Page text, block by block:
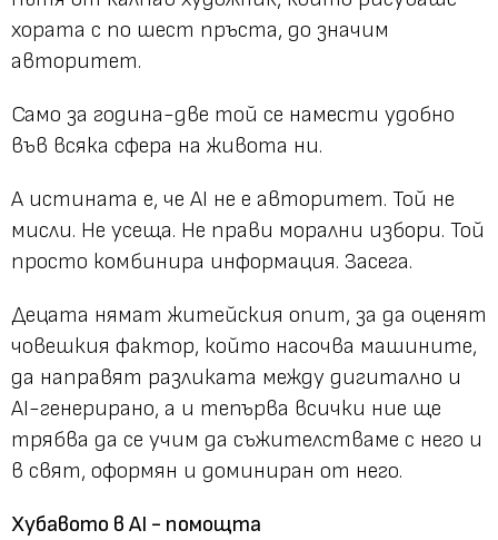
хората с по шест пръста, до значим
авторитет.
Само за година-две той се намести удобно
във всяка сфера на живота ни.
А истината е, че AI не е авторитет. Той не
мисли. Не усеща. Не прави морални избори. Той
просто комбинира информация. Засега.
Децата нямат житейския опит, за да оценят
човешкия фактор, който насочва машините,
да направят разликата между дигитално и
AI-генерирано, а и тепърва всички ние ще
трябва да се учим да съжителстваме с него и
в свят, оформян и доминиран от него.
Хубавото в AI - помощта